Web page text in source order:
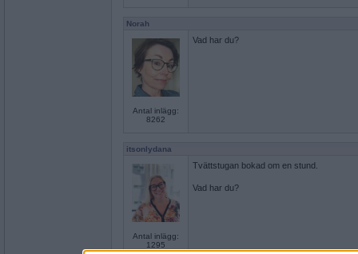
Norah
Antal inlägg:
8262
Vad har du?
itsonlydana
Antal inlägg:
1295
Tvättstugan bokad om en stund.
Vad har du?